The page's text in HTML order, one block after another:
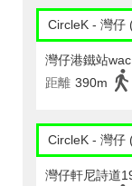
CircleK - 灣仔
灣仔港鐵站
距離 390m
CircleK - 灣仔
灣仔軒尼詩道